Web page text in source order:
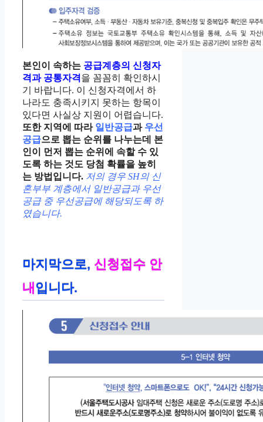
본인이 속하는 공급계층의 신청자
격과 공통자격을 꼼꼼히 확인하시
기 바랍니다. 이 신청자격에서 하
나라도 충족시키지 못하는 항목이
있다면 사실상 지원이 어렵습니다.
또한 지역에 따라 일반공급과 우선
공급으로 뽑는 순위를 나누는데 본
인이 먼저 뽑는 순위에 속할 수 있
도록 하는 것도 당첨 확률을 높히
는 방법입니다. 저의 경우 SH의 신
혼부부 계층에서 일반공급과 우선
공급 중 우선공급에 해당되도록 하
였습니다.
마지막으로, 신청접수 안
내 입니다.